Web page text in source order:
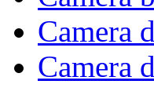
Camera
Camera